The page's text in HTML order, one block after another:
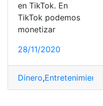
en TikTok. En
TikTok podemos
monetizar
28/11/2020
Dinero,Entretenimiento